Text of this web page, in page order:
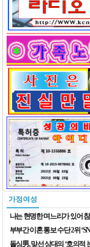
입추
2026 재한중국동
가정여성
나는 현명한 며느리가 있어
부부간 이혼 통보 수단 2위
돌싱男, 맞선 상대의 ‘호의적